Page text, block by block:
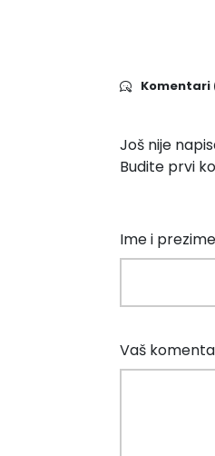
Komentari
Još nije
Budite prvi
Ime i
Vaš